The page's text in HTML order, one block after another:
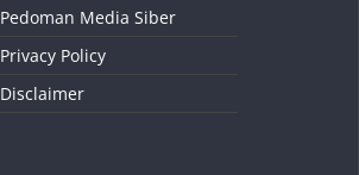
Pedoman Media Siber
Privacy Policy
Disclaimer